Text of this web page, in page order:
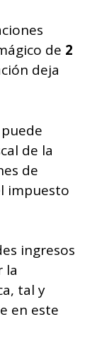
de 2
deja
de la
de
impuesto
ingresos
la
tal y
en este